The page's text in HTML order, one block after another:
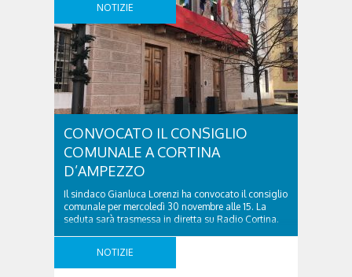
un programma che mira a creare negli alunni una
maggiore consapevolezza degli effetti negativi, a
volte irreparabili, ..
NOTIZIE
CONVOCATO IL CONSIGLIO
COMUNALE A CORTINA
D’AMPEZZO
Il sindaco Gianluca Lorenzi ha convocato il consiglio
comunale per mercoledì 30 novembre alle 15. La
seduta sarà trasmessa in diretta su Radio Cortina.
was last modified: Novembre 25th, 2022 by
Alessandra Segafreddo
NOTIZIE